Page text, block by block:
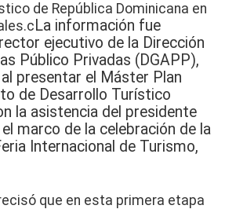
de República Dominicana en
.c La información fue
ejecutivo de la Dirección
Público Privadas (DGAPP),
presentar el Máster Plan
de Desarrollo Turístico
la asistencia del presidente
marco de la celebración de la
Internacional de Turismo,
que en esta primera etapa